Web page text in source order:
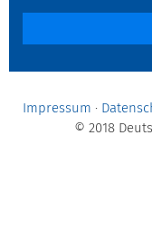
Impressum ·
© 2018